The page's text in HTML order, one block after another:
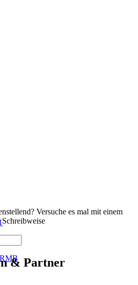
Versuche es mal mit einem
& Partner